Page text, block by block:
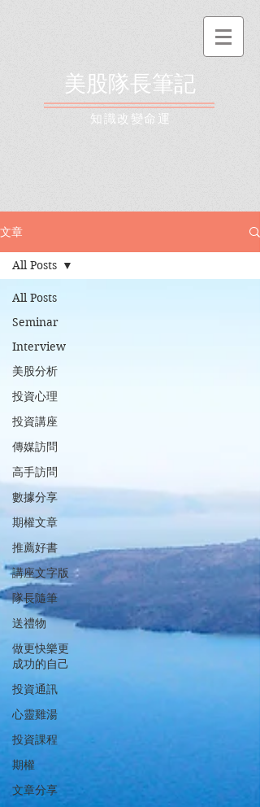
美股隊長筆記
​知識改變命運
文章
All Posts
Seminar
Interview
美股分析
投資心理
投資講座
傳媒訪問
高手訪問
數據分享
期權文章
推薦好書
講座文字版
隊長隨筆
送禮物
做更快樂更
成功的自己
投資通訊
心靈雞湯
投資課程
期權
文章分享
All Posts